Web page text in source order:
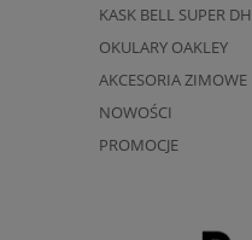
KASK BELL SUPER DH
OKULARY OAKLEY
AKCESORIA ZIMOWE
NOWOŚCI
PROMOCJE